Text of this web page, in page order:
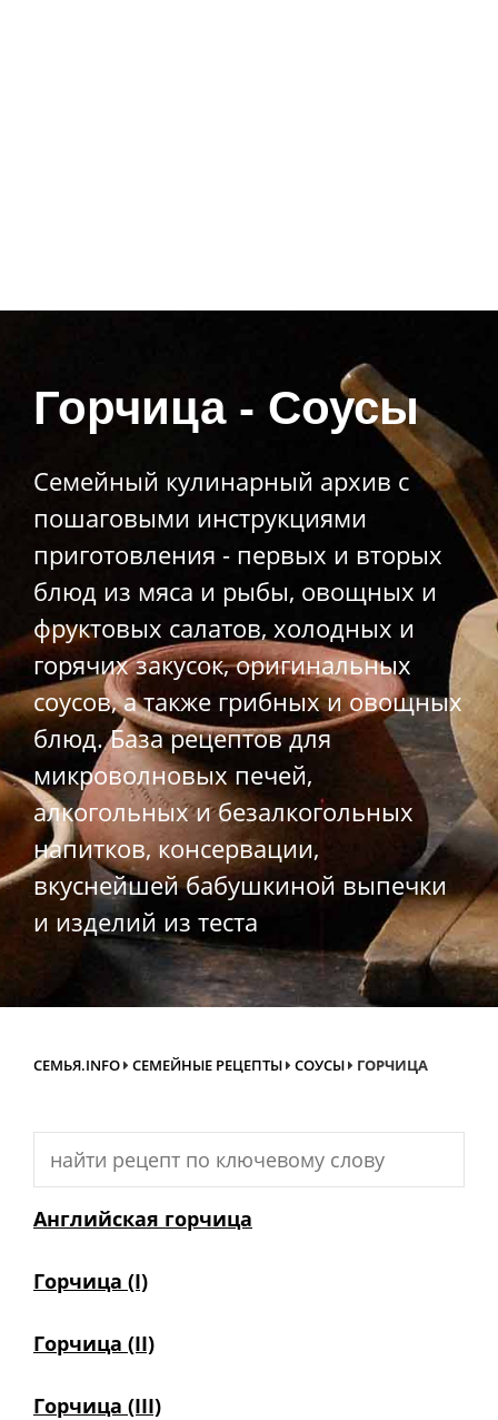
Горчица - Соусы
Семейный кулинарный архив с
пошаговыми инструкциями
приготовления - первых и вторых
блюд из мяса и рыбы, овощных и
фруктовых салатов, холодных и
горячих закусок, оригинальных
соусов, а также грибных и овощных
блюд. База рецептов для
микроволновых печей,
алкогольных и безалкогольных
напитков, консервации,
вкуснейшей бабушкиной выпечки
и изделий из теста
СЕМЬЯ.INFO СЕМЕЙНЫЕ РЕЦЕПТЫ СОУСЫ ГОРЧИЦА
Search
Английская горчица
Горчица (I)
Горчица (II)
Горчица (III)